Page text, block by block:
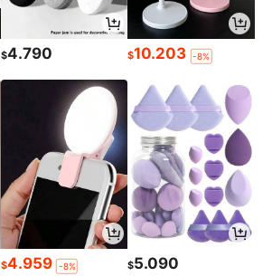
$4.790 $10.203 -8%
$4.959 -8% $5.090